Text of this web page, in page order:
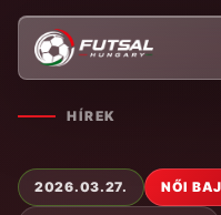
HÍREK
2026.03.27. NŐI